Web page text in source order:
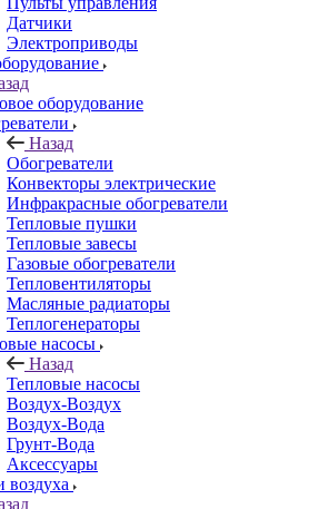
Датчики
Электроприводы
оборудование
Назад
Обогреватели
Конвекторы электрические
Инфракрасные обогреватели
Тепловые пушки
Тепловые завесы
Газовые обогреватели
Тепловентиляторы
Масляные радиаторы
Теплогенераторы
насосы
Назад
Тепловые насосы
Воздух-Воздух
Воздух-Вода
Грунт-Вода
Аксессуары